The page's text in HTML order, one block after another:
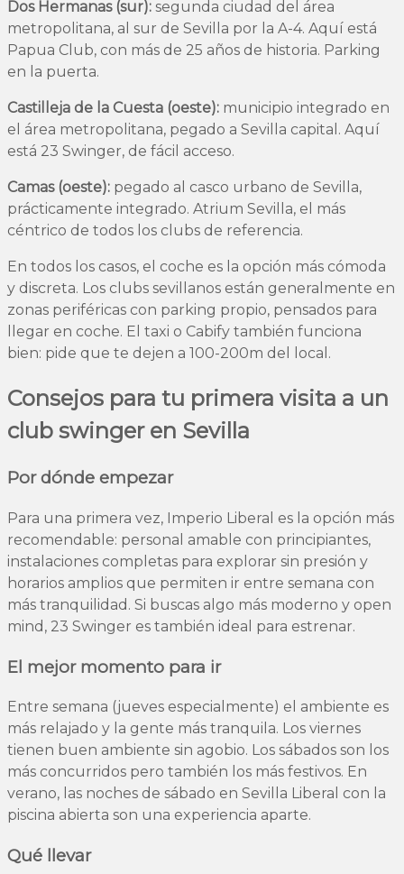
Dos Hermanas (sur): segunda ciudad del área
metropolitana, al sur de Sevilla por la A-4. Aquí está
Papua Club, con más de 25 años de historia. Parking
en la puerta.
Castilleja de la Cuesta (oeste): municipio integrado en
el área metropolitana, pegado a Sevilla capital. Aquí
está 23 Swinger, de fácil acceso.
Camas (oeste): pegado al casco urbano de Sevilla,
prácticamente integrado. Atrium Sevilla, el más
céntrico de todos los clubs de referencia.
En todos los casos, el coche es la opción más cómoda
y discreta. Los clubs sevillanos están generalmente en
zonas periféricas con parking propio, pensados para
llegar en coche. El taxi o Cabify también funciona
bien: pide que te dejen a 100-200m del local.
Consejos para tu primera visita a un
club swinger en Sevilla
Por dónde empezar
Para una primera vez, Imperio Liberal es la opción más
recomendable: personal amable con principiantes,
instalaciones completas para explorar sin presión y
horarios amplios que permiten ir entre semana con
más tranquilidad. Si buscas algo más moderno y open
mind, 23 Swinger es también ideal para estrenar.
El mejor momento para ir
Entre semana (jueves especialmente) el ambiente es
más relajado y la gente más tranquila. Los viernes
tienen buen ambiente sin agobio. Los sábados son los
más concurridos pero también los más festivos. En
verano, las noches de sábado en Sevilla Liberal con la
piscina abierta son una experiencia aparte.
Qué llevar